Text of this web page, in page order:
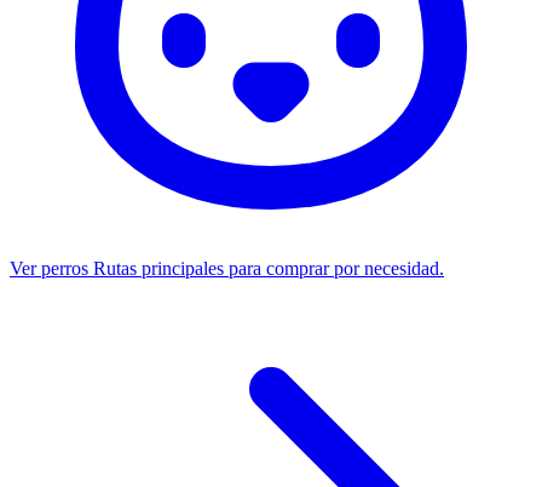
Ver perros Rutas principales para comprar por necesidad.